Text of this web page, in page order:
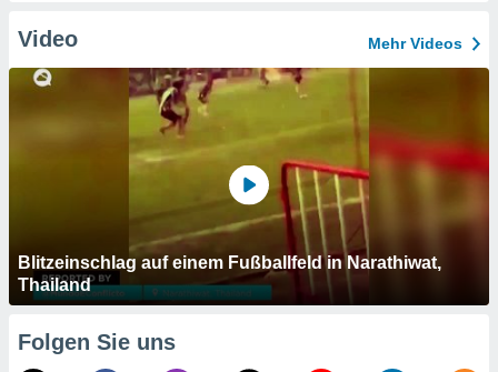
Video Mehr Videos
Blitzeinschlag auf einem Fußballfeld in Narathiwat,
Thailand
Folgen Sie uns